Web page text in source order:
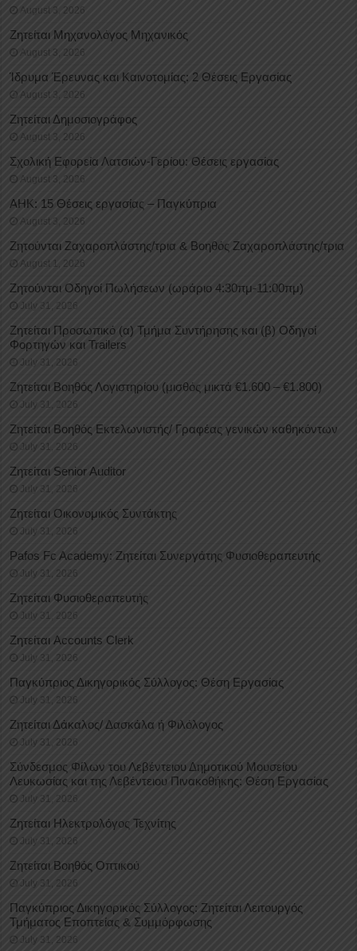
August 3, 2026
Ζητείται Μηχανολόγος Μηχανικός
August 3, 2026
Ίδρυμα Έρευνας και Καινοτομίας: 2 Θέσεις Εργασίας
August 3, 2026
Ζητείται Δημοσιογράφος
August 3, 2026
Σχολική Εφορεία Λατσιών-Γερίου: Θέσεις εργασίας
August 3, 2026
ΑΗΚ: 15 Θέσεις εργασίας – Παγκύπρια
August 3, 2026
Ζητούνται Ζαχαροπλάστης/τρια & Βοηθός Ζαχαροπλάστης/τρια
August 1, 2026
Ζητούνται Οδηγοί Πωλήσεων (ωράριο 4:30πμ-11:00πμ)
July 31, 2026
Ζητείται Προσωπικό (α) Τμήμα Συντήρησης και (β) Οδηγοί
Φορτηγών και Trailers
July 31, 2026
Ζητείται Βοηθός Λογιστηρίου (μισθός μικτά €1.600 – €1.800)
July 31, 2026
Ζητείται Βοηθός Εκτελωνιστής/ Γραφέας γενικών καθηκόντων
July 31, 2026
Ζητείται Senior Auditor
July 31, 2026
Ζητείται Οικονομικός Συντάκτης
July 31, 2026
Pafos Fc Academy: Ζητείται Συνεργάτης Φυσιοθεραπευτής
July 31, 2026
Ζητείται Φυσιοθεραπευτής
July 31, 2026
Ζητείται Accounts Clerk
July 31, 2026
Παγκύπριος Δικηγορικός Σύλλογος: Θέση Εργασίας
July 31, 2026
Ζητείται Δάκαλος/ Δασκάλα ή Φιλόλογος
July 31, 2026
Σύνδεσμος Φίλων του Λεβέντειου Δημοτικού Μουσείου
Λευκωσίας και της Λεβέντειου Πινακοθήκης: Θέση Εργασίας
July 31, 2026
Ζητείται Ηλεκτρολόγος Τεχνίτης
July 31, 2026
Ζητείται Βοηθός Οπτικού
July 31, 2026
Παγκύπριος Δικηγορικός Σύλλογος: Ζητείται Λειτουργός
Τμήματος Εποπτείας & Συμμόρφωσης
July 31, 2026